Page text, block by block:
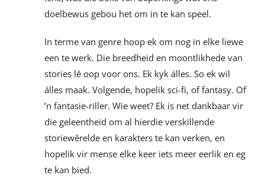
doelbewus gebou het om in te kan speel.
In terme van genre hoop ek om nog in elke liewe
een te werk. Die breedheid en moontlikhede van
stories lê oop voor ons. Ek kyk álles. So ek wil
álles maak. Volgende, hopelik sci-fi, of fantasy. Of
’n fantasie-riller. Wie weet? Ek is net dankbaar vir
die geleentheid om al hierdie verskillende
storiewêrelde en karakters te kan verken, en
hopelik vir mense elke keer iets meer eerlik en eg
te kan bied.